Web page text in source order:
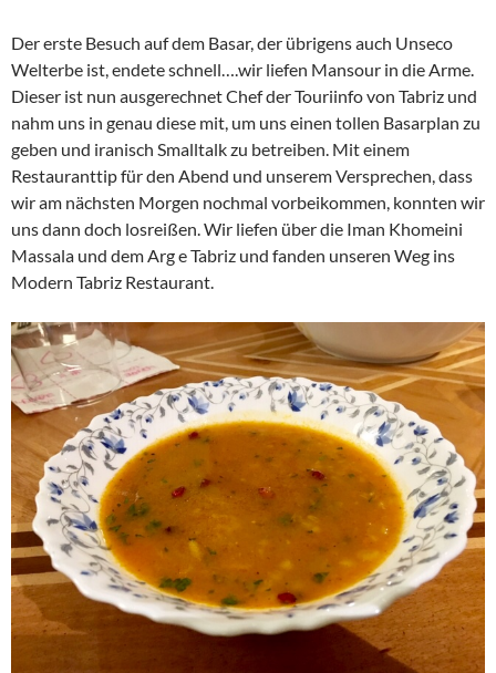
Der erste Besuch auf dem Basar, der übrigens auch Unseco
Welterbe ist, endete schnell….wir liefen Mansour in die Arme.
Dieser ist nun ausgerechnet Chef der Touriinfo von Tabriz und
nahm uns in genau diese mit, um uns einen tollen Basarplan zu
geben und iranisch Smalltalk zu betreiben. Mit einem
Restauranttip für den Abend und unserem Versprechen, dass
wir am nächsten Morgen nochmal vorbeikommen, konnten wir
uns dann doch losreißen. Wir liefen über die Iman Khomeini
Massala und dem Arg e Tabriz und fanden unseren Weg ins
Modern Tabriz Restaurant.